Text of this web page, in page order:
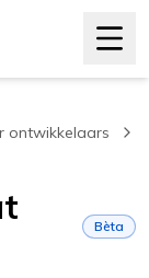
ontwikkelaars
Bèta